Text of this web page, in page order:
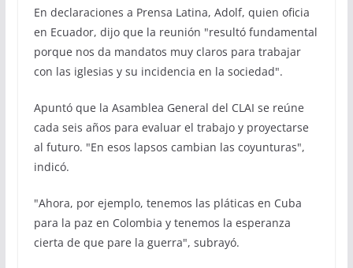
En declaraciones a Prensa Latina, Adolf, quien oficia
en Ecuador, dijo que la reunión "resultó fundamental
porque nos da mandatos muy claros para trabajar
con las iglesias y su incidencia en la sociedad".
Apuntó que la Asamblea General del CLAI se reúne
cada seis años para evaluar el trabajo y proyectarse
al futuro. "En esos lapsos cambian las coyunturas",
indicó.
"Ahora, por ejemplo, tenemos las pláticas en Cuba
para la paz en Colombia y tenemos la esperanza
cierta de que pare la guerra", subrayó.